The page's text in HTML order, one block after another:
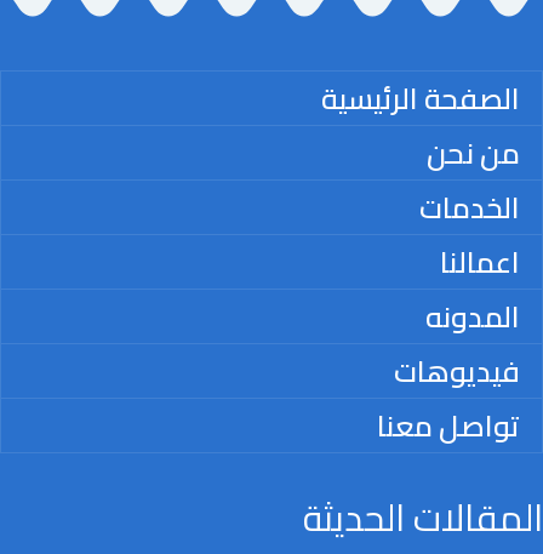
الصفحة الرئيسية
من نحن
الخدمات
اعمالنا
المدونه
فيديوهات
تواصل معنا
المقالات الحديثة